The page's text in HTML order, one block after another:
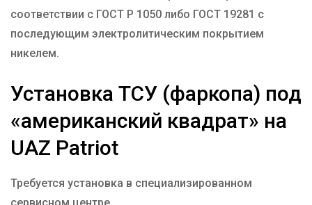
соответствии с ГОСТ Р 1050 либо ГОСТ 19281 с
последующим электролитическим покрытием
никелем.
Установка ТСУ (фаркопа) под
«американский квадрат» на
UAZ Patriot
Требуется установка в специализированном